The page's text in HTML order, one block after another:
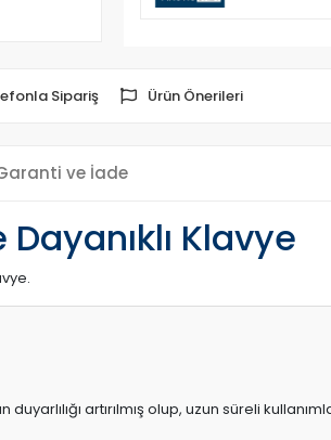
Sipariş Ürün Önerileri
ve İade
Klavye
artırılmış olup, uzun süreli